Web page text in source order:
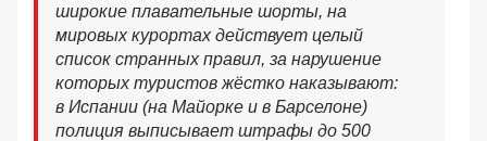
широкие плавательные шорты, на
мировых курортах действует целый
список странных правил, за нарушение
которых туристов жёстко наказывают:
в Испании (на Майорке и в Барселоне)
полиция выписывает штрафы до 500